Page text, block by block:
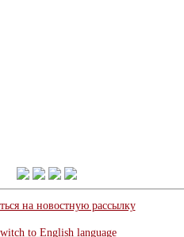
на новостную рассылку
to English language